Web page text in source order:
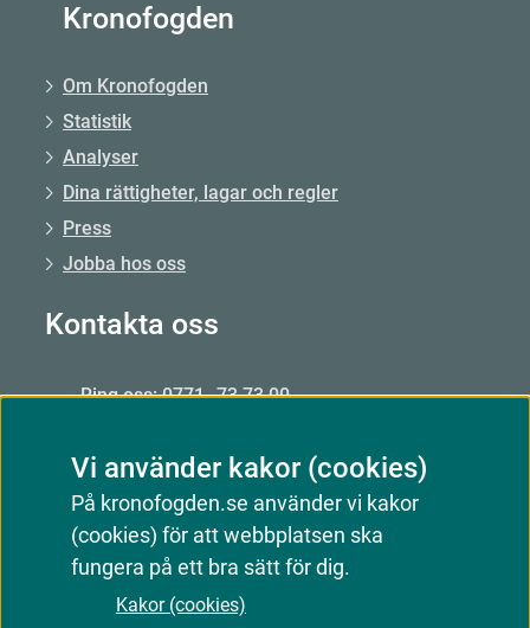
Vi använder kakor (cookies)
På kronofogden.se använder vi kakor
(cookies) för att webbplatsen ska
fungera på ett bra sätt för dig.
Kakor (cookies)
Kronofogden
Om Kronofogden
Statistik
Analyser
Dina rättigheter, lagar och regler
Press
Jobba hos oss
Kontakta oss
Ring oss: 0771–73 73 00
Öppet: mån–fre 09.00–15.00
Mejla oss
Kontakta oss